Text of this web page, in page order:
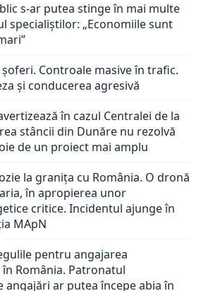
s-ar putea stinge în mai multe
specialiștilor: „Economiile sunt
Controale masive în trafic.
și conducerea agresivă
în cazul Centralei de la
stâncii din Dunăre nu rezolvă
de un proiect mai amplu
la granița cu România. O dronă
în apropierea unor
critice. Incidentul ajunge în
MApN
pentru angajarea
România. Patronatul
angajări ar putea începe abia în